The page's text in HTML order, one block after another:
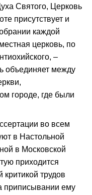
Святого, Церковь
присутствует и
каждой
церковь, по
–
объединяет между
городе, где были
во всем
в Настольной
в Московской
приходится
критикой трудов
приписывании ему